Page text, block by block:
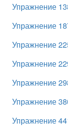
Упражнение
Упражнение
Упражнение
Упражнение
Упражнение
Упражнение
Упражнение